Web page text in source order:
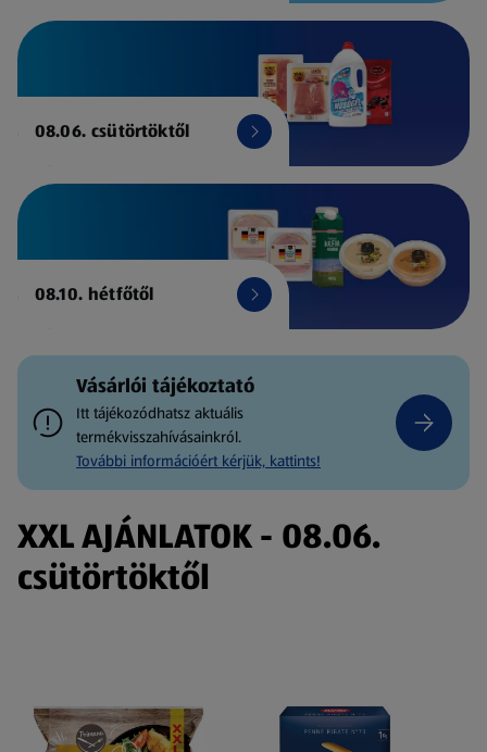
08.06. csütörtöktől
08.10. hétfőtől
Vásárlói tájékoztató
Itt tájékozódhatsz aktuális
termékvisszahívásainkról.
További információért kérjük, kattints!
XXL AJÁNLATOK - 08.06.
csütörtöktől